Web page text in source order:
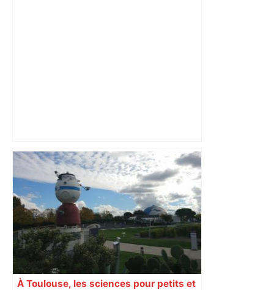
"C’est l’une des plus fortes
fréquentations du circuit" : Toulouse
est-elle la capitale du poker amateur –
ladepeche.fr
À Toulouse, les sciences pour petits et